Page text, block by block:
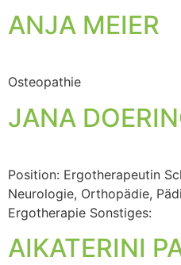
ANJA MEIER
Osteopathie
JANA
Position: Ergotherapeutin
Neurologie, Orthopädie,
Ergotherapie Sonstiges:
AIKATERINI